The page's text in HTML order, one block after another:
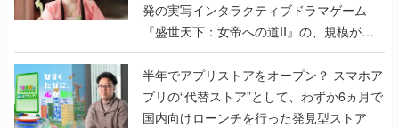
発の実写インタラクティブドラマゲーム
『盛世天下：女帝への道II』の、規模が違
うこだわりをプロデューサーに聞いた
半年でアプリストアをオープン？ スマホア
プリの“代替ストア”として、わずか6ヵ月で
国内向けローンチを行った発見型ストア